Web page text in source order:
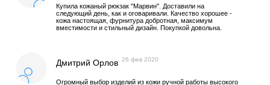
Купила кожаный рюкзак "Марвин". Доставили на
следующий день, как и оговаривали. Качество хорошее -
кожа настоящая, фурнитура добротная, максимум
вместимости и стильный дизайн. Покупкой довольна.
Дмитрий Орлов 26 фев 2020
Огромный выбор изделий из кожи ручной работы высокого